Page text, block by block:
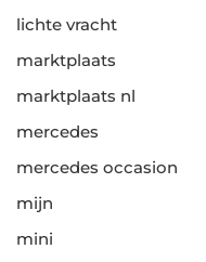
lichte vracht
marktplaats
marktplaats nl
mercedes
mercedes occasion
mijn
mini